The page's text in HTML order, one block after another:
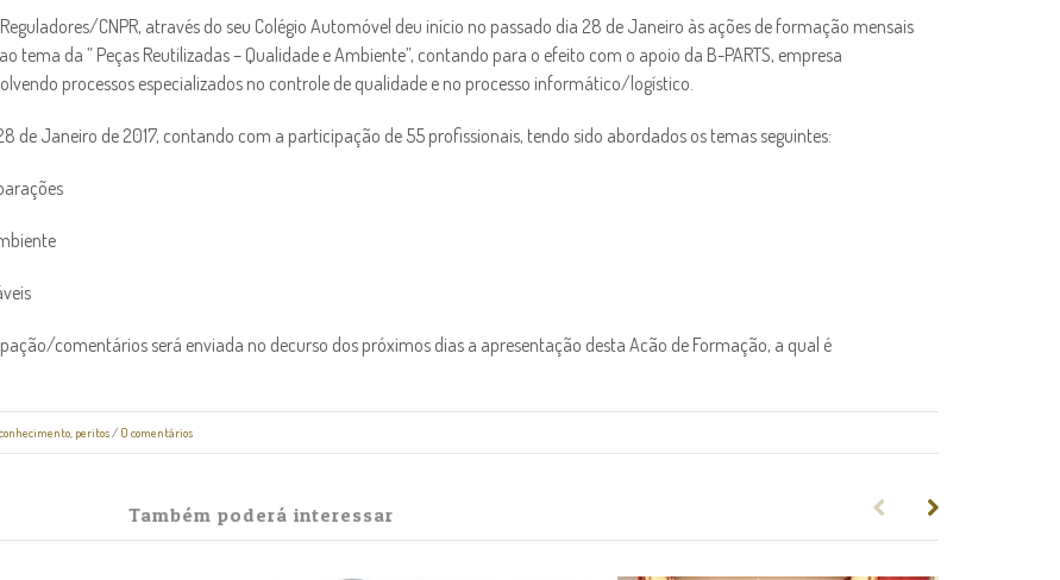
CNPR, através do seu Colégio Automóvel deu início no passado dia 28 de Janeiro às ações de formação mensais
tema da ” Peças Reutilizadas – Qualidade e Ambiente”, contando para o efeito com o apoio da B-PARTS, empresa
processos especializados no controle de qualidade e no processo informático/logístico.
de Janeiro de 2017, contando com a participação de 55 profissionais, tendo sido abordados os temas seguintes:
comentários será enviada no decurso dos próximos dias a apresentação desta Acão de Formação, a qual é
conhecimento, peritos/ 0 comentários
Também poderá interessar